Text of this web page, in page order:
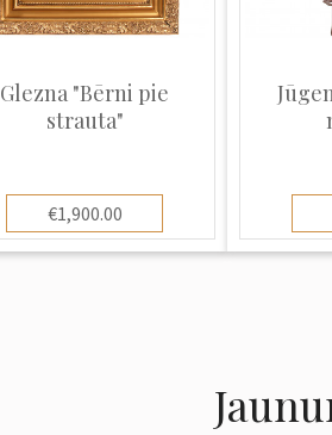
Glezna "Bērni pie
strauta"
€1,900.00